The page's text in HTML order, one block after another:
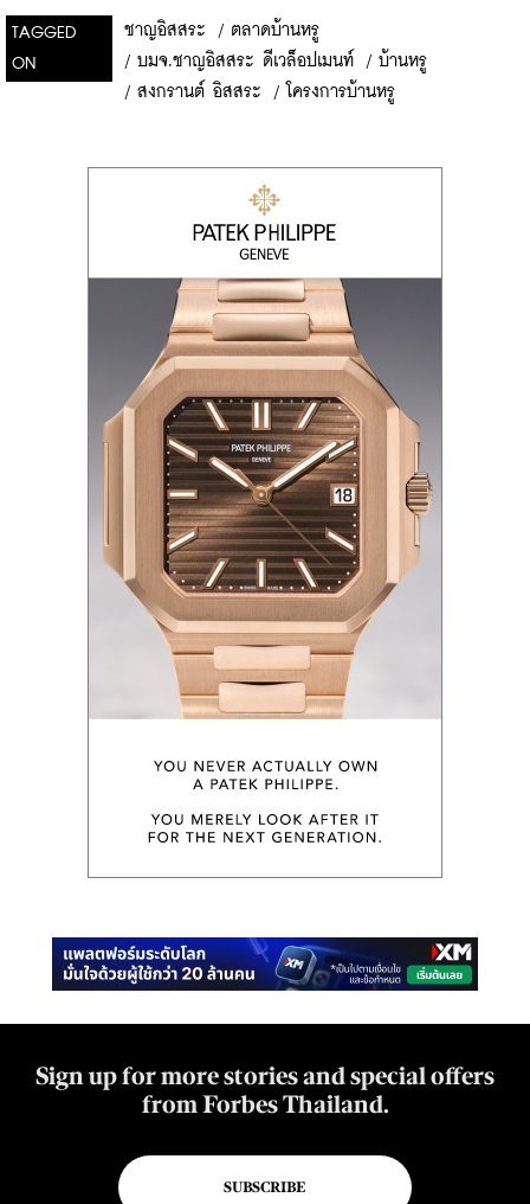
TAGGED
ON
ชาญอิสสระ / ตลาดบ้านหรู
/ บมจ.ชาญอิสสระ ดีเวล็อปเมนท์ / บ้านหรู
/ สงกรานต์ อิสสระ / โครงการบ้านหรู
Sign up for more stories and special offers
from Forbes Thailand.
SUBSCRIBE